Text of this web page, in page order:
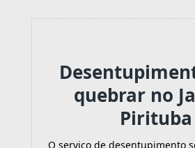
quebrar no
Pirituba
O serviço de desentupimento